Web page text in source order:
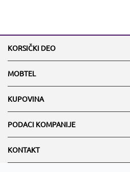
KORSIČKI DEO
MOBTEL
KUPOVINA
PODACI KOMPANIJE
KONTAKT